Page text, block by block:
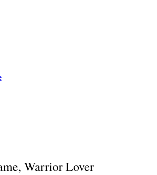
Warrior Lover